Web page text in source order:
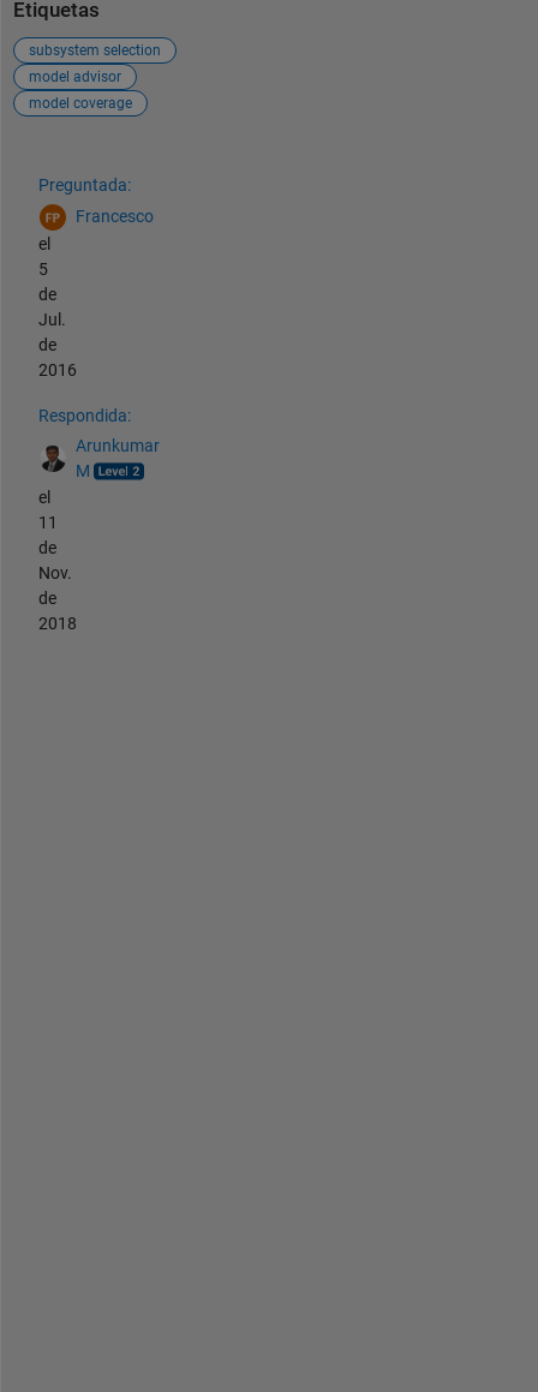
Etiquetas
subsystem selection
model advisor
model coverage
Preguntada:
Francesco
el
5
de
Jul.
de
2016
Respondida:
Arunkumar
M
el
11
de
Nov.
de
2018